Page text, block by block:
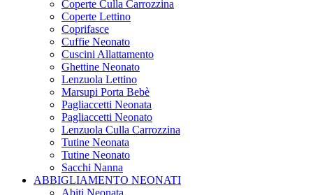
Coperte Culla Carrozzina
Coperte Lettino
Coprifasce
Cuffie Neonato
Cuscini Allattamento
Ghettine Neonato
Lenzuola Lettino
Marsupi Porta Bebè
Pagliaccetti Neonata
Pagliaccetti Neonato
Lenzuola Culla Carrozzina
Tutine Neonata
Tutine Neonato
Sacchi Nanna
ABBIGLIAMENTO NEONATI